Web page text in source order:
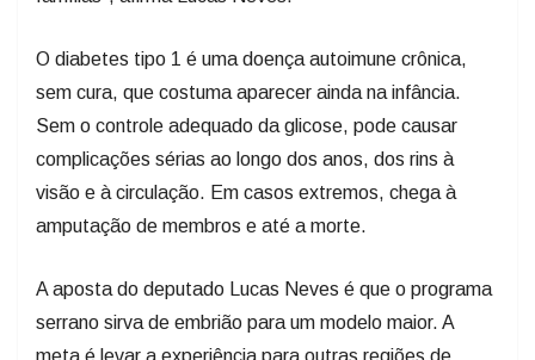
sem cura, que costuma aparecer ainda na infância.
Sem o controle adequado da glicose, pode causar
complicações sérias ao longo dos anos, dos rins à
visão e à circulação. Em casos extremos, chega à
amputação de membros e até a morte.
serrano sirva de embrião para um modelo maior. A
meta é levar a experiência para outras regiões de
Santa Catarina.